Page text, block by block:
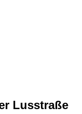
Lusstraße